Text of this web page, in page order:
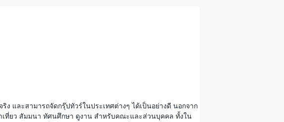
ง และสามารถจัดกรุ๊ปทัวร์ในประเทศต่างๆ ได้เป็นอย่างดี นอกจาก
เที่ยว สัมมนา ทัศนศึกษา ดูงาน สำหรับคณะและส่วนบุคคล ทั้งใน